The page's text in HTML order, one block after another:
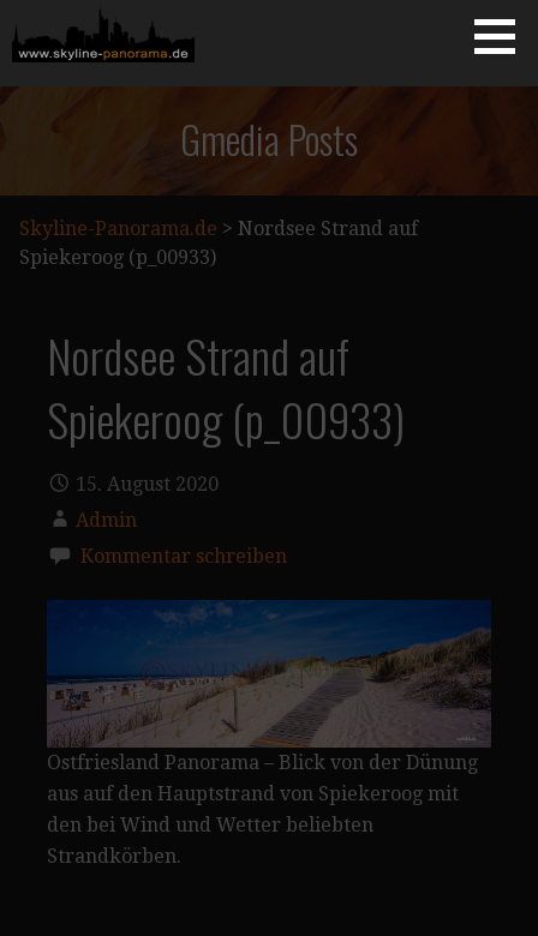
Inhalt
springen
SKYLINE-PANORAMA.DE
Gmedia Posts
Skyline-Panorama.de > Nordsee Strand auf
Spiekeroog (p_00933)
Nordsee Strand auf
Spiekeroog (p_00933)
15. August 2020
Admin
Kommentar schreiben
Ostfriesland Panorama – Blick von der Dünung
aus auf den Hauptstrand von Spiekeroog mit
den bei Wind und Wetter beliebten
Strandkörben.